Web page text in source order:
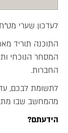
לעדכון שערי
התוכנה תוריד
המסחר הנוכחי
החברות.
לתשומת לבכם,
מהמחשב שבו
הידעתם?